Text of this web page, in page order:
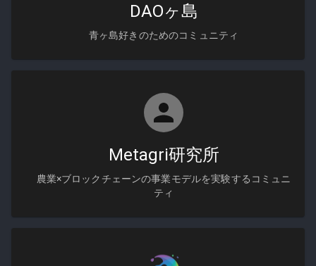
DAOヶ島
青ヶ島好きのためのコミュニティ
Metagri研究所
農業×ブロックチェーンの事業モデルを実験するコミュニ
ティ